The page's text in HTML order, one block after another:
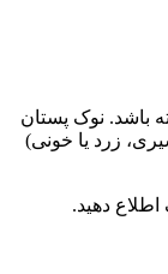
نوک پستان
یا خونی)